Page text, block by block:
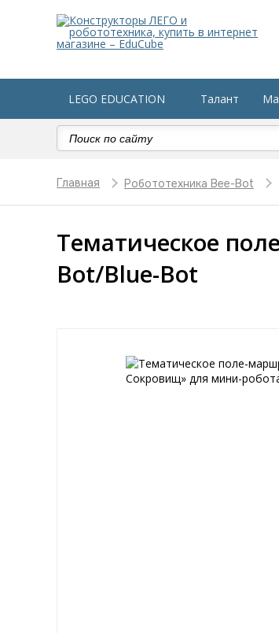
LEGO EDUCATION Талант
Робототехника в детский сад
Главная Робототехника Bee-Bot
Тематическое
Bot/Blue-Bot